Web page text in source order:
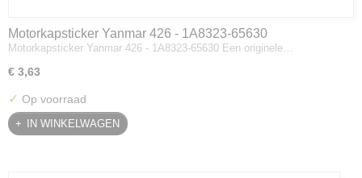
Motorkapsticker Yanmar 426 - 1A8323-65630
Motorkapsticker Yanmar 426 - 1A8323-65630 Een originele…
€ 3,63
✓ Op voorraad
IN WINKELWAGEN